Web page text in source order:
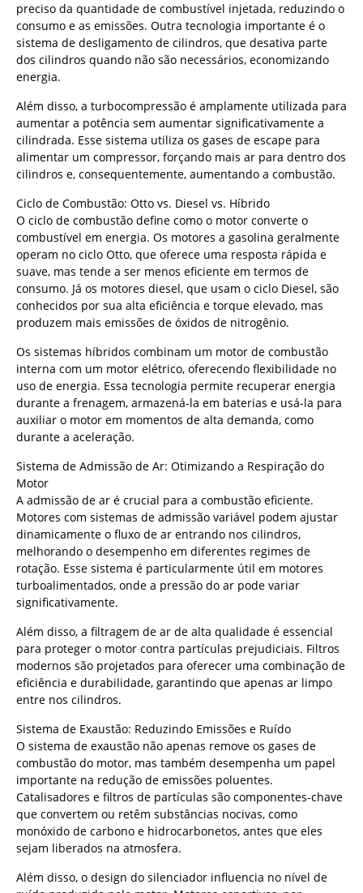
preciso da quantidade de combustível injetada, reduzindo o
consumo e as emissões. Outra tecnologia importante é o
sistema de desligamento de cilindros, que desativa parte
dos cilindros quando não são necessários, economizando
energia.
Além disso, a turbocompressão é amplamente utilizada para
aumentar a potência sem aumentar significativamente a
cilindrada. Esse sistema utiliza os gases de escape para
alimentar um compressor, forçando mais ar para dentro dos
cilindros e, consequentemente, aumentando a combustão.
Ciclo de Combustão: Otto vs. Diesel vs. Híbrido
O ciclo de combustão define como o motor converte o
combustível em energia. Os motores a gasolina geralmente
operam no ciclo Otto, que oferece uma resposta rápida e
suave, mas tende a ser menos eficiente em termos de
consumo. Já os motores diesel, que usam o ciclo Diesel, são
conhecidos por sua alta eficiência e torque elevado, mas
produzem mais emissões de óxidos de nitrogênio.
Os sistemas híbridos combinam um motor de combustão
interna com um motor elétrico, oferecendo flexibilidade no
uso de energia. Essa tecnologia permite recuperar energia
durante a frenagem, armazená-la em baterias e usá-la para
auxiliar o motor em momentos de alta demanda, como
durante a aceleração.
Sistema de Admissão de Ar: Otimizando a Respiração do
Motor
A admissão de ar é crucial para a combustão eficiente.
Motores com sistemas de admissão variável podem ajustar
dinamicamente o fluxo de ar entrando nos cilindros,
melhorando o desempenho em diferentes regimes de
rotação. Esse sistema é particularmente útil em motores
turboalimentados, onde a pressão do ar pode variar
significativamente.
Além disso, a filtragem de ar de alta qualidade é essencial
para proteger o motor contra partículas prejudiciais. Filtros
modernos são projetados para oferecer uma combinação de
eficiência e durabilidade, garantindo que apenas ar limpo
entre nos cilindros.
Sistema de Exaustão: Reduzindo Emissões e Ruído
O sistema de exaustão não apenas remove os gases de
combustão do motor, mas também desempenha um papel
importante na redução de emissões poluentes.
Catalisadores e filtros de partículas são componentes-chave
que convertem ou retêm substâncias nocivas, como
monóxido de carbono e hidrocarbonetos, antes que eles
sejam liberados na atmosfera.
Além disso, o design do silenciador influencia no nível de